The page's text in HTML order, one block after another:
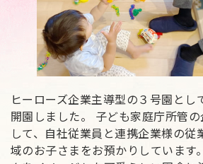
ヒーローズ企業主導型の３号園とし
開園しました。
子ども家庭庁所管
して、自社従業員と連携企業様の従
域のお子さまをお預かりしています